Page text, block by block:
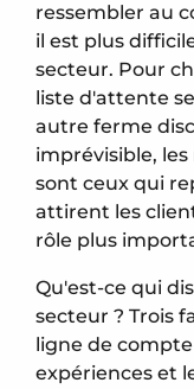
ressembler au
il est plus
secteur. Pour
liste d'attente
autre ferme
imprévisible,
sont ceux qui
attirent les
rôle plus
Qu'est-ce qui
secteur ? Trois
ligne de compte
expériences et